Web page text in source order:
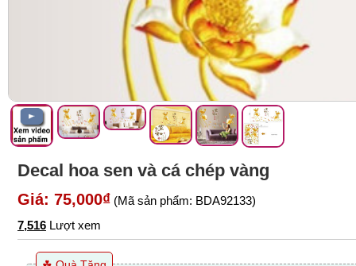
Decal hoa sen và cá chép vàng
Giá: 75,000₫ (Mã sản phẩm: BDA92133)
7,516 Lượt xem